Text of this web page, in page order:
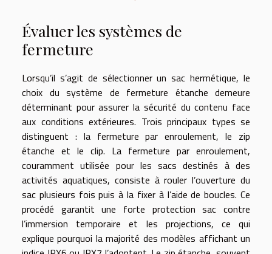
Évaluer les systèmes de
fermeture
Lorsqu’il s’agit de sélectionner un sac hermétique, le
choix du système de fermeture étanche demeure
déterminant pour assurer la sécurité du contenu face
aux conditions extérieures. Trois principaux types se
distinguent : la fermeture par enroulement, le zip
étanche et le clip. La fermeture par enroulement,
couramment utilisée pour les sacs destinés à des
activités aquatiques, consiste à rouler l’ouverture du
sac plusieurs fois puis à la fixer à l’aide de boucles. Ce
procédé garantit une forte protection sac contre
l’immersion temporaire et les projections, ce qui
explique pourquoi la majorité des modèles affichant un